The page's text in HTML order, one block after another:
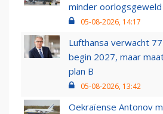
minder oorlogsgeweld
05-08-2026, 14:17
Lufthansa verwacht
begin 2027, maar
plan B
05-08-2026, 13:42
Oekraïense Antonov